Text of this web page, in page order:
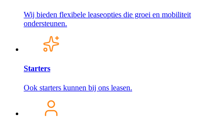
Wij bieden flexibele leaseopties die groei en mobiliteit
ondersteunen.
Starters
Ook starters kunnen bij ons leasen.